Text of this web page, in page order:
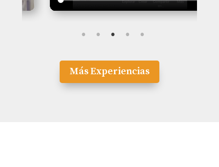
Más Experiencias